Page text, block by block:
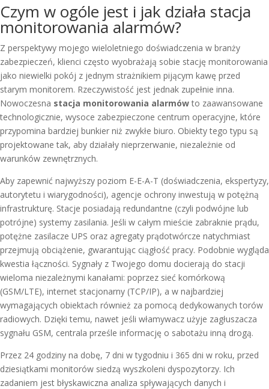
Czym w ogóle jest i jak działa stacja
monitorowania alarmów?
Z perspektywy mojego wieloletniego doświadczenia w branży
zabezpieczeń, klienci często wyobrażają sobie stację monitorowania
jako niewielki pokój z jednym strażnikiem pijącym kawę przed
starym monitorem. Rzeczywistość jest jednak zupełnie inna.
Nowoczesna stacja monitorowania alarmówto zaawansowane
technologicznie, wysoce zabezpieczone centrum operacyjne, które
przypomina bardziej bunkier niż zwykłe biuro. Obiekty tego typu są
projektowane tak, aby działały nieprzerwanie, niezależnie od
warunków zewnętrznych.
Aby zapewnić najwyższy poziom E-E-A-T (doświadczenia, ekspertyzy,
autorytetu i wiarygodności), agencje ochrony inwestują w potężną
infrastrukturę. Stacje posiadają redundantne (czyli podwójne lub
potrójne) systemy zasilania. Jeśli w całym mieście zabraknie prądu,
potężne zasilacze UPS oraz agregaty prądotwórcze natychmiast
przejmują obciążenie, gwarantując ciągłość pracy. Podobnie wygląda
kwestia łączności. Sygnały z Twojego domu docierają do stacji
wieloma niezależnymi kanałami: poprzez sieć komórkową
(GSM/LTE), internet stacjonarny (TCP/IP), a w najbardziej
wymagających obiektach również za pomocą dedykowanych torów
radiowych. Dzięki temu, nawet jeśli włamywacz użyje zagłuszacza
sygnału GSM, centrala prześle informację o sabotażu inną drogą.
Przez 24 godziny na dobę, 7 dni w tygodniu i 365 dni w roku, przed
dziesiątkami monitorów siedzą wyszkoleni dyspozytorzy. Ich
zadaniem jest błyskawiczna analiza spływających danych i